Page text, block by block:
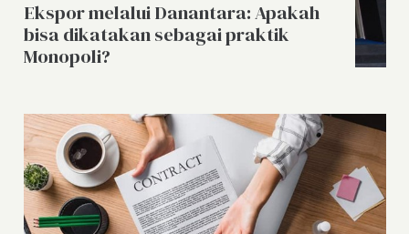
Ekspor melalui Danantara: Apakah
bisa dikatakan sebagai praktik
Monopoli?